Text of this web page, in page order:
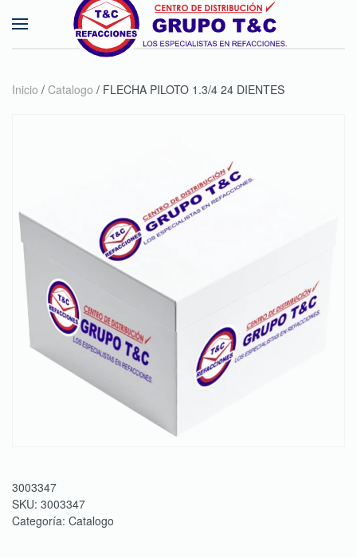
Skip to main content
Inicio / Catalogo / FLECHA PILOTO 1.3/4 24 DIENTES
3003347
SKU: 3003347
Categoría: Catalogo